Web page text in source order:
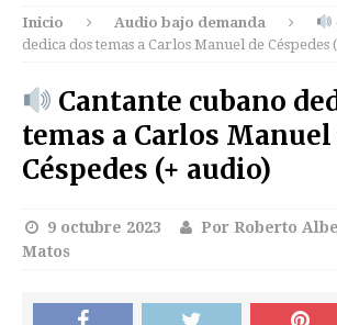
Inicio Audio bajo demanda
dedica dos temas a Carlos Manuel de Céspedes
Cantante cubano
temas a Carlos Manuel
Céspedes (+ audio)
9 octubre 2023
Por Roberto
Matos